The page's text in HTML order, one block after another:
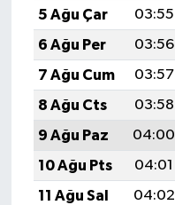
5 Ağu Çar
03:55
6 Ağu Per
03:56
7 Ağu Cum
03:57
8 Ağu Cts
03:58
9 Ağu Paz
04:00
10 Ağu Pts
04:01
11 Ağu Sal
04:02